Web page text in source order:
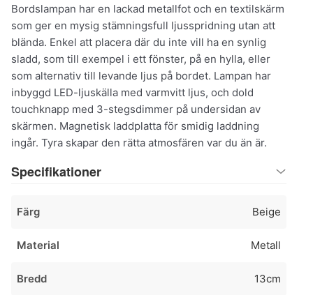
Bordslampan har en lackad metallfot och en textilskärm
som ger en mysig stämningsfull ljusspridning utan att
blända. Enkel att placera där du inte vill ha en synlig
sladd, som till exempel i ett fönster, på en hylla, eller
som alternativ till levande ljus på bordet. Lampan har
inbyggd LED-ljuskälla med varmvitt ljus, och dold
touchknapp med 3-stegsdimmer på undersidan av
skärmen. Magnetisk laddplatta för smidig laddning
ingår. Tyra skapar den rätta atmosfären var du än är.
Specifikationer
Färg Beige
Material Metall
Bredd 13cm